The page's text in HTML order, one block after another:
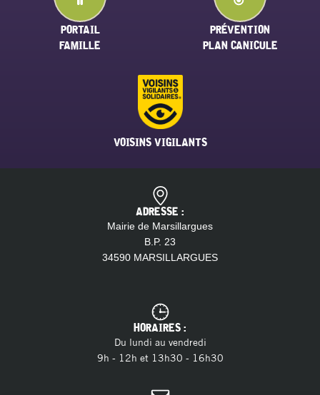
PORTAIL
FAMILLE
PRÉVENTION
PLAN CANICULE
VOISINS VIGILANTS
ADRESSE :
Mairie de Marsillargues
B.P. 23
34590 MARSILLARGUES
HORAIRES :
Du lundi au vendredi
9h - 12h et 13h30 - 16h30